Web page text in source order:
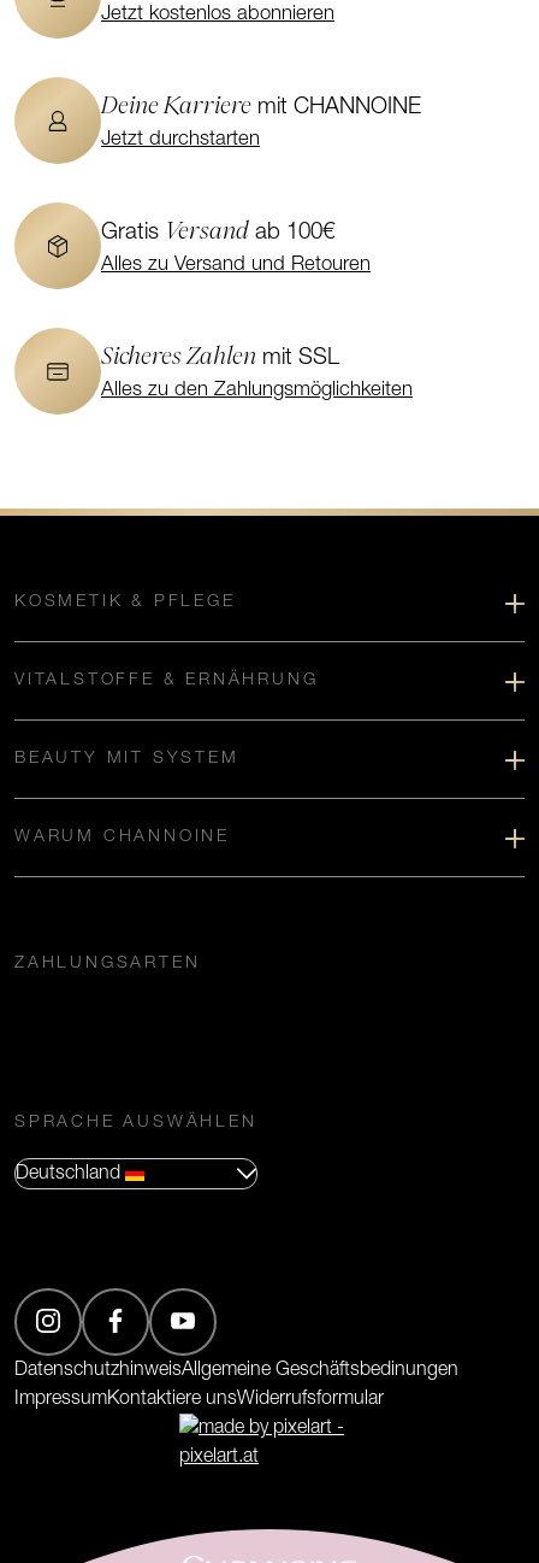
Jetzt kostenlos abonnieren
Deine Karriere mit CHANNOINE
Jetzt durchstarten
Gratis Versand ab 100€
Alles zu Versand und Retouren
Sicheres Zahlen mit SSL
Alles zu den Zahlungsmöglichkeiten
KOSMETIK & PFLEGE
VITALSTOFFE & ERNÄHRUNG
BEAUTY MIT SYSTEM
WARUM CHANNOINE
ZAHLUNGSARTEN
SPRACHE AUSWÄHLEN
Deutschland
DatenschutzhinweisAllgemeine Geschäftsbedinungen
ImpressumKontaktiere unsWiderrufsformular
(Öffnet in neuem Tab)
(Öffnet in neuem Tab)
(Öffnet in neuem Tab)